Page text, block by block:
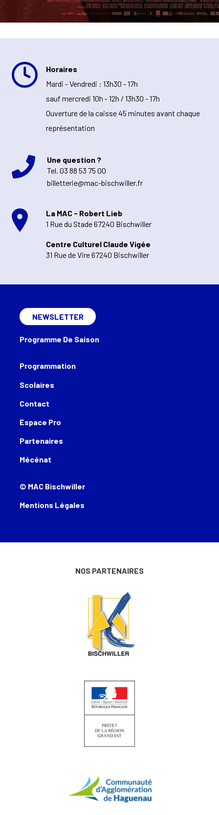
Horaires
Mardi - Vendredi : 13h30 - 17h
sauf mercredi 10h - 12h / 13h30 - 17h
Ouverture de la caisse 45 minutes avant chaque
représentation
Une question ?
Tel. 03 88 53 75 00
billetterie@mac-bischwiller.fr
La MAC - Robert Lieb
1 Rue du Stade 67240 Bischwiller
Centre Culturel Claude Vigée
31 Rue de Vire 67240 Bischwiller
Programmation
Scolaires
Contact
Espace Pro
Partenaires
Mécénat
NEWSLETTER
Programme De Saison
© MAC Bischwiller
Mentions Légales
NOS PARTENAIRES